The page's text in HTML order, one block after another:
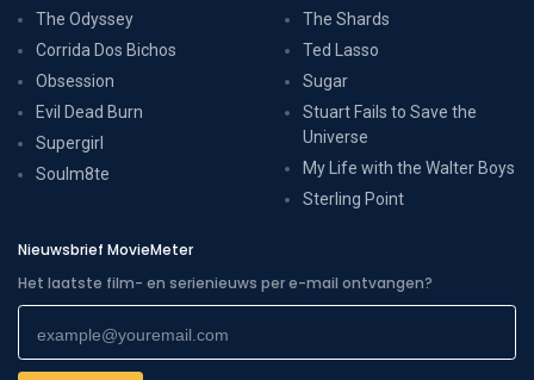
The Odyssey
Corrida Dos Bichos
Obsession
Evil Dead Burn
Supergirl
Soulm8te
The Shards
Ted Lasso
Sugar
Stuart Fails to Save the
Universe
My Life with the Walter Boys
Sterling Point
Nieuwsbrief MovieMeter
Het laatste film- en serienieuws per e-mail ontvangen?